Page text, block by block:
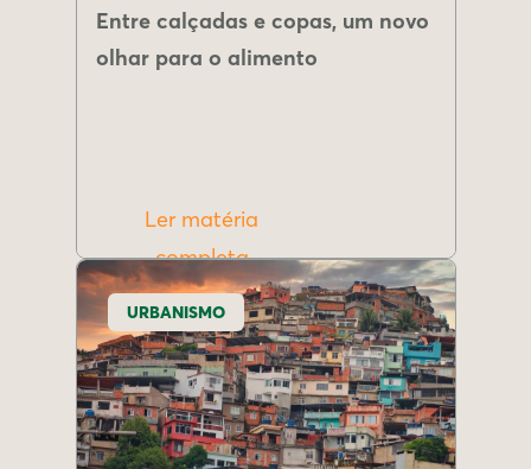
Entre calçadas e copas, um novo
olhar para o alimento
Ler matéria
completa
URBANISMO